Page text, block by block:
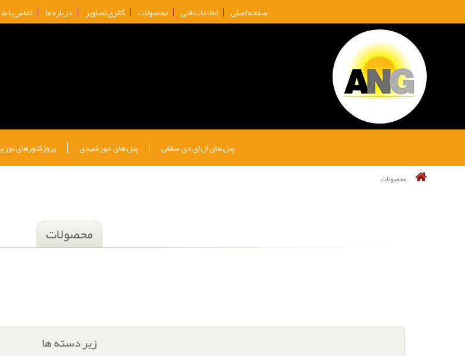
صفحه اصلی اطلاعات فنی محصولات گالری تصاویر درباره ما تماس با ما
پنل های ال ای دی سقفی پنل های خورشیدی پروژکتورهای نور
محصولات
محصولات
زیر دسته ها